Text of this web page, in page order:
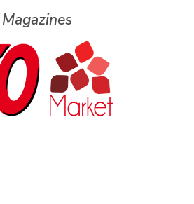
Magazines